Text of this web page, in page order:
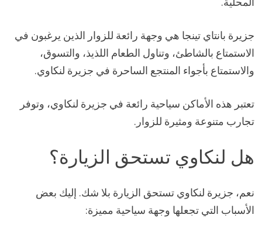
جزيرة بانتاي تينجا هي وجهة رائعة للزوار الذين يرغبون في
الاستمتاع بالشاطئ، وتناول الطعام اللذيذ، والتسوق،
والاستمتاع بأجواء المنتجع الساحرة في جزيرة لنكاوي.
تعتبر هذه الأماكن سياحية رائعة في جزيرة لنكاوي، وتوفر
تجارب متنوعة ومثيرة للزوار.
هل لنكاوي تستحق الزيارة؟
نعم، جزيرة لنكاوي تستحق الزيارة بلا شك. إليك بعض
الأسباب التي تجعلها وجهة سياحية مميزة: